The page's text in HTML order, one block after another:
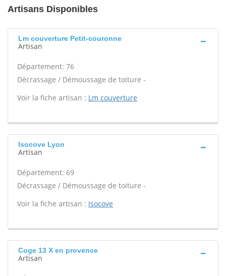
Artisans Disponibles
Lm couverture Petit-couronne
Artisan
Département: 76
Décrassage / Démoussage de toiture -
Voir la fiche artisan : Lm couverture
Isocove Lyon
Artisan
Département: 69
Décrassage / Démoussage de toiture -
Voir la fiche artisan : Isocove
Coge 13 X en provence
Artisan